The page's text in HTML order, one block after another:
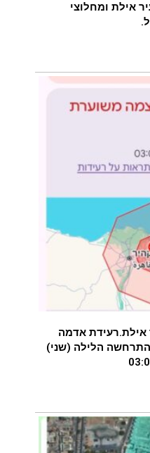
העיר אילת ומחלוצי
אילת.רעידת אדמה
התרחשה הלילה (שני)